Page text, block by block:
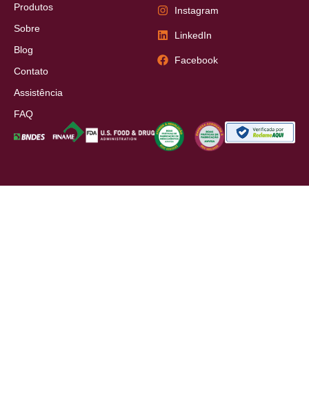
Produtos
Sobre
Blog
Contato
Assistência
FAQ
Instagram
LinkedIn
Facebook